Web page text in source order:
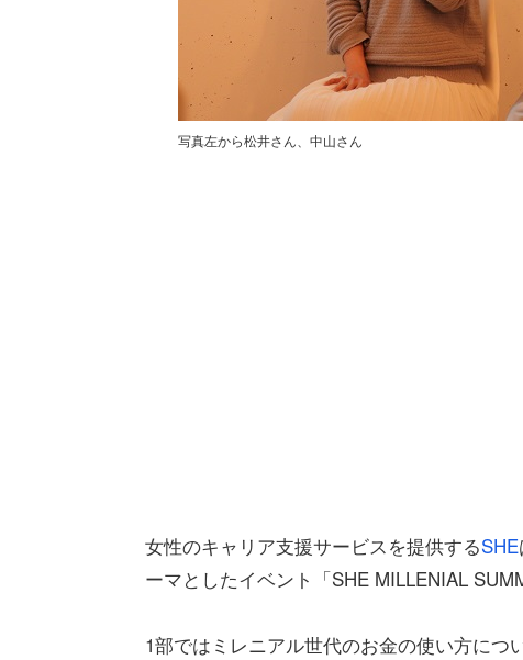
写真左から松井さん、中山さん
女性のキャリア支援サービスを提供するSHE
ーマとしたイベント「SHE MILLENIAL
1部ではミレニアル世代のお金の使い方に